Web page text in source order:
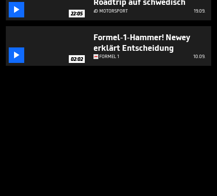
 22:05 MOTORSPORT 19.09.
 02:02
Formel-1-Hammer! Newey
erklärt Entscheidung
FORMEL 1 10.09.